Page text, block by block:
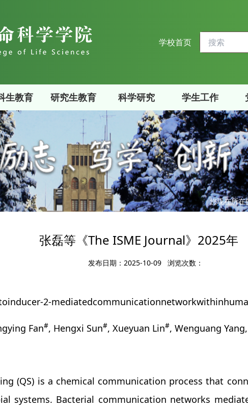
学校首页
生教育 研究生教育 科学研究 学生工作
您现在所
张磊等《The ISME Journal》2025年
发布日期：2025-10-09 浏览次数：
2-
Fan#, Hengxi Sun#, Xueyuan Lin#, Wenguang
(QS) is a chemical communication process that
systems. Bacterial communication networks